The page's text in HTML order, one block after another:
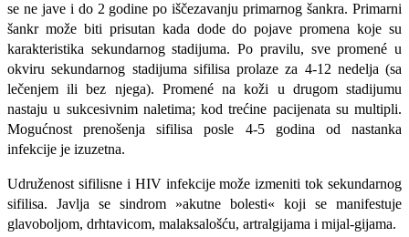
se ne jave i do 2 godine po iščezavanju primarnog šankra. Primarni
šankr može biti prisutan kada dode do pojave promena koje su
karakte­ristika sekundarnog stadijuma. Po pravi­lu, sve promené u
okviru sekundarnog stadijuma sifilisa prolaze za 4-12 nedelja (sa
lečenjem ili bez njega). Promené na koži u drugom stadijumu
nastaju u sukce­sivnim naletima; kod trećine pacijenata su multipli.
Mogućnost prenošenja sifilisa posle 4-5 godina od nastanka
infekcije je izuzetna.
Udruženost sifilisne i HIV infekcije može izmeniti tok sekundarnog
sifilisa. Javlja se sindrom »akutne bolesti« koji se manifestuje
glavoboljom, drhtavi­com, malaksalošću, artralgijama i mijal-gijama.